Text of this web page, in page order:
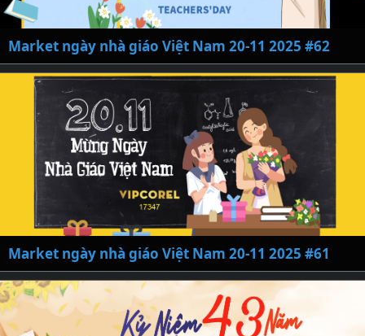
Market ngày nhà giáo Việt Nam 20-11 2025 #62
Market ngày nhà giáo Việt Nam 20-11 2025 #61